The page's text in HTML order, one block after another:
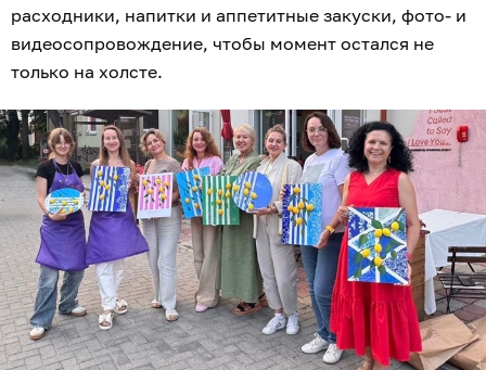
расходники, напитки и аппетитные закуски, фото- и
видеосопровождение, чтобы момент остался не
только на холсте.